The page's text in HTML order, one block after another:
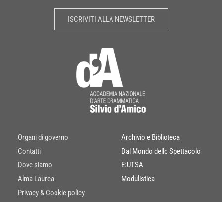
ISCRIVITI ALLA NEWSLETTER
Organi di governo
Contatti
Dove siamo
Alma Laurea
Privacy & Cookie policy
Archivio e Biblioteca
Dal Mondo dello Spettacolo
E:UTSA
Modulistica